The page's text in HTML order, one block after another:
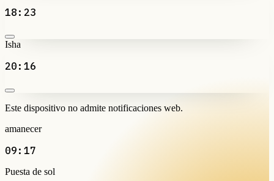
18:23
Isha
20:16
Este dispositivo no admite notificaciones web.
amanecer
09:17
Puesta de sol